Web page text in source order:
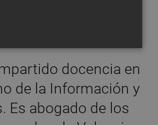
y Cultural de la
Herrera.
docencia en
de la Información y
Es abogado de los